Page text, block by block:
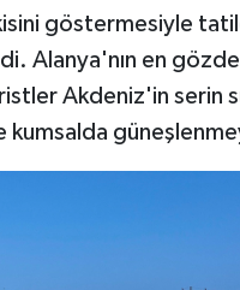
göstermesiyle
Alanya'nın en
Akdeniz'in serin
kumsalda